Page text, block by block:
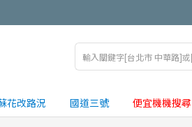
花改路況 國道三號 便宜機機搜尋